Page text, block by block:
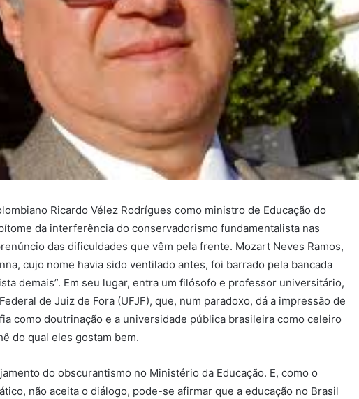
Ricardo Vélez Rodrígues como ministro de Educação do
da interferência do conservadorismo fundamentalista nas
das dificuldades que vêm pela frente. Mozart Neves Ramos,
cujo nome havia sido ventilado antes, foi barrado pela bancada
demais”. Em seu lugar, entra um filósofo e professor universitário,
de Juiz de Fora (UFJF), que, num paradoxo, dá a impressão de
como doutrinação e a universidade pública brasileira como celeiro
do qual eles gostam bem.
do obscurantismo no Ministério da Educação. E, como o
não aceita o diálogo, pode-se afirmar que a educação no Brasil